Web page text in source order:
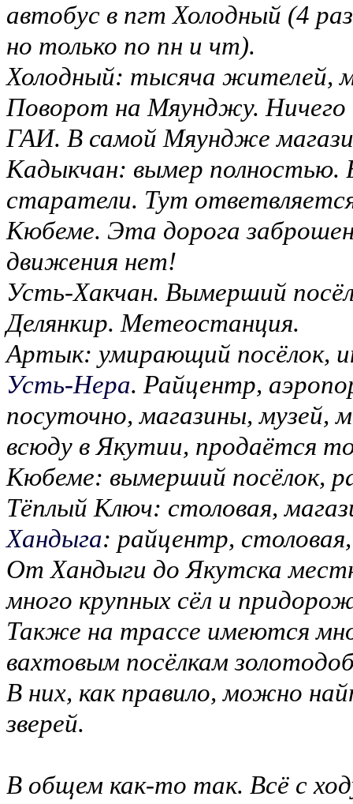
автобус в пгт Холодный (4
но только по пн и чт).
Холодный: тысяча жителей,
Поворот на Мяунджу. Ничего
ГАИ. В самой Мяундже
Кадыкчан: вымер полностью.
старатели. Тут
Кюбеме. Эта дорога
движения нет!
Усть-Хакчан. Вымерший
Делянкир. Метеостанция.
Артык: умирающий посёлок,
Усть-Нера. Райцентр,
посуточно, магазины, музей,
всюду в Якутии, продаётся
Кюбеме: вымерший посёлок,
Тёплый Ключ: столовая,
Хандыга: райцентр,
От Хандыги до Якутска
много крупных сёл и
Также на трассе имеются
вахтовым посёлкам
В них, как правило, можно
зверей.
В общем как-то так. Всё с